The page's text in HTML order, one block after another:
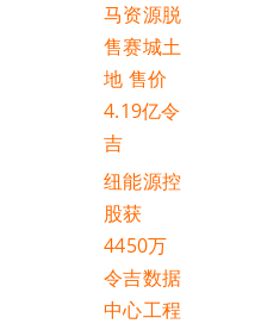
马资源脱
售赛城土
地 售价
4.19亿令
吉
纽能源控
股获
4450万
令吉数据
中心工程